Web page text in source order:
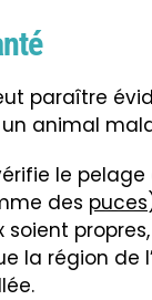
paraître
animal
le
des puces
soient
la région de